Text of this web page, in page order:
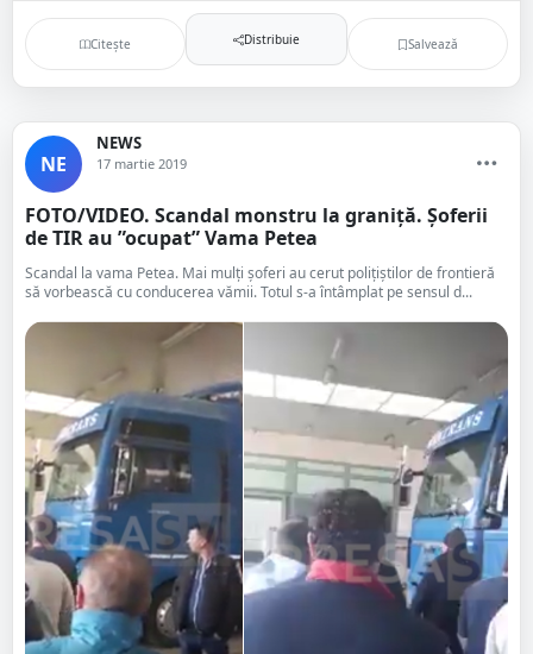
Citește Distribuie Salvează
NE
NEWS
17 martie 2019
FOTO/VIDEO. Scandal monstru la graniță. Șoferii
de TIR au ”ocupat” Vama Petea
Scandal la vama Petea. Mai mulți șoferi au cerut polițiștilor de frontieră
să vorbească cu conducerea vămii. Totul s-a întâmplat pe sensul d...